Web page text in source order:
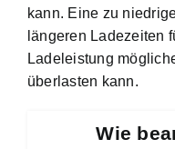
kann. Eine zu
längeren Ladezeiten
Ladeleistung
überlasten kann.
Wie